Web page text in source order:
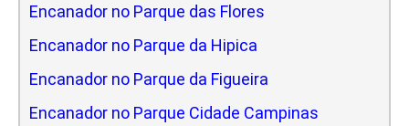
Encanador no Parque das Flores
Encanador no Parque da Hipica
Encanador no Parque da Figueira
Encanador no Parque Cidade Campinas